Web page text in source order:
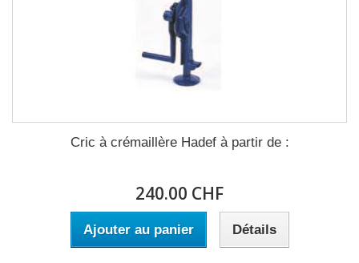
Cric à crémaillère Hadef à partir de :
240.00 CHF
Ajouter au panier Détails